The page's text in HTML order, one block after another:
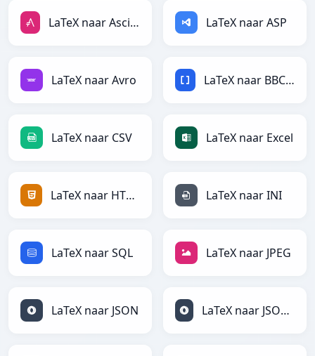
LaTeX naar AsciiDoc LaTeX naar ASP
LaTeX naar Avro LaTeX naar BBCode
LaTeX naar CSV LaTeX naar Excel
LaTeX naar HTML LaTeX naar INI
LaTeX naar SQL LaTeX naar JPEG
LaTeX naar JSON LaTeX naar JSONLines